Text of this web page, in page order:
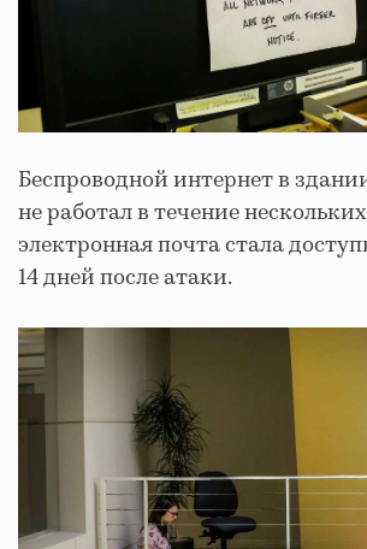
Беспроводной интернет в
не работал в течение
электронная почта стала
14 дней после атаки.